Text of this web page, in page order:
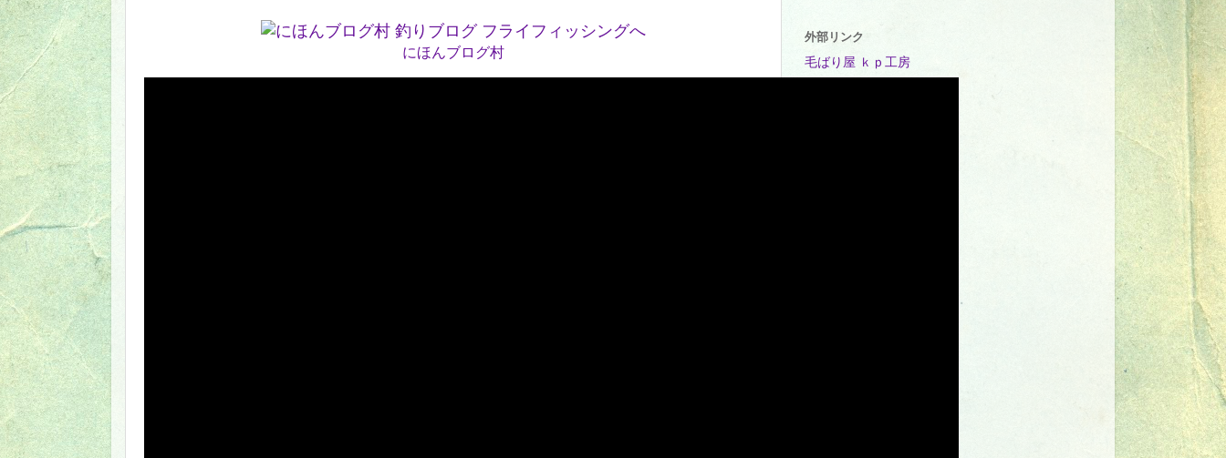
にほんブログ村
外部リンク
毛ばり屋 ｋｐ工房